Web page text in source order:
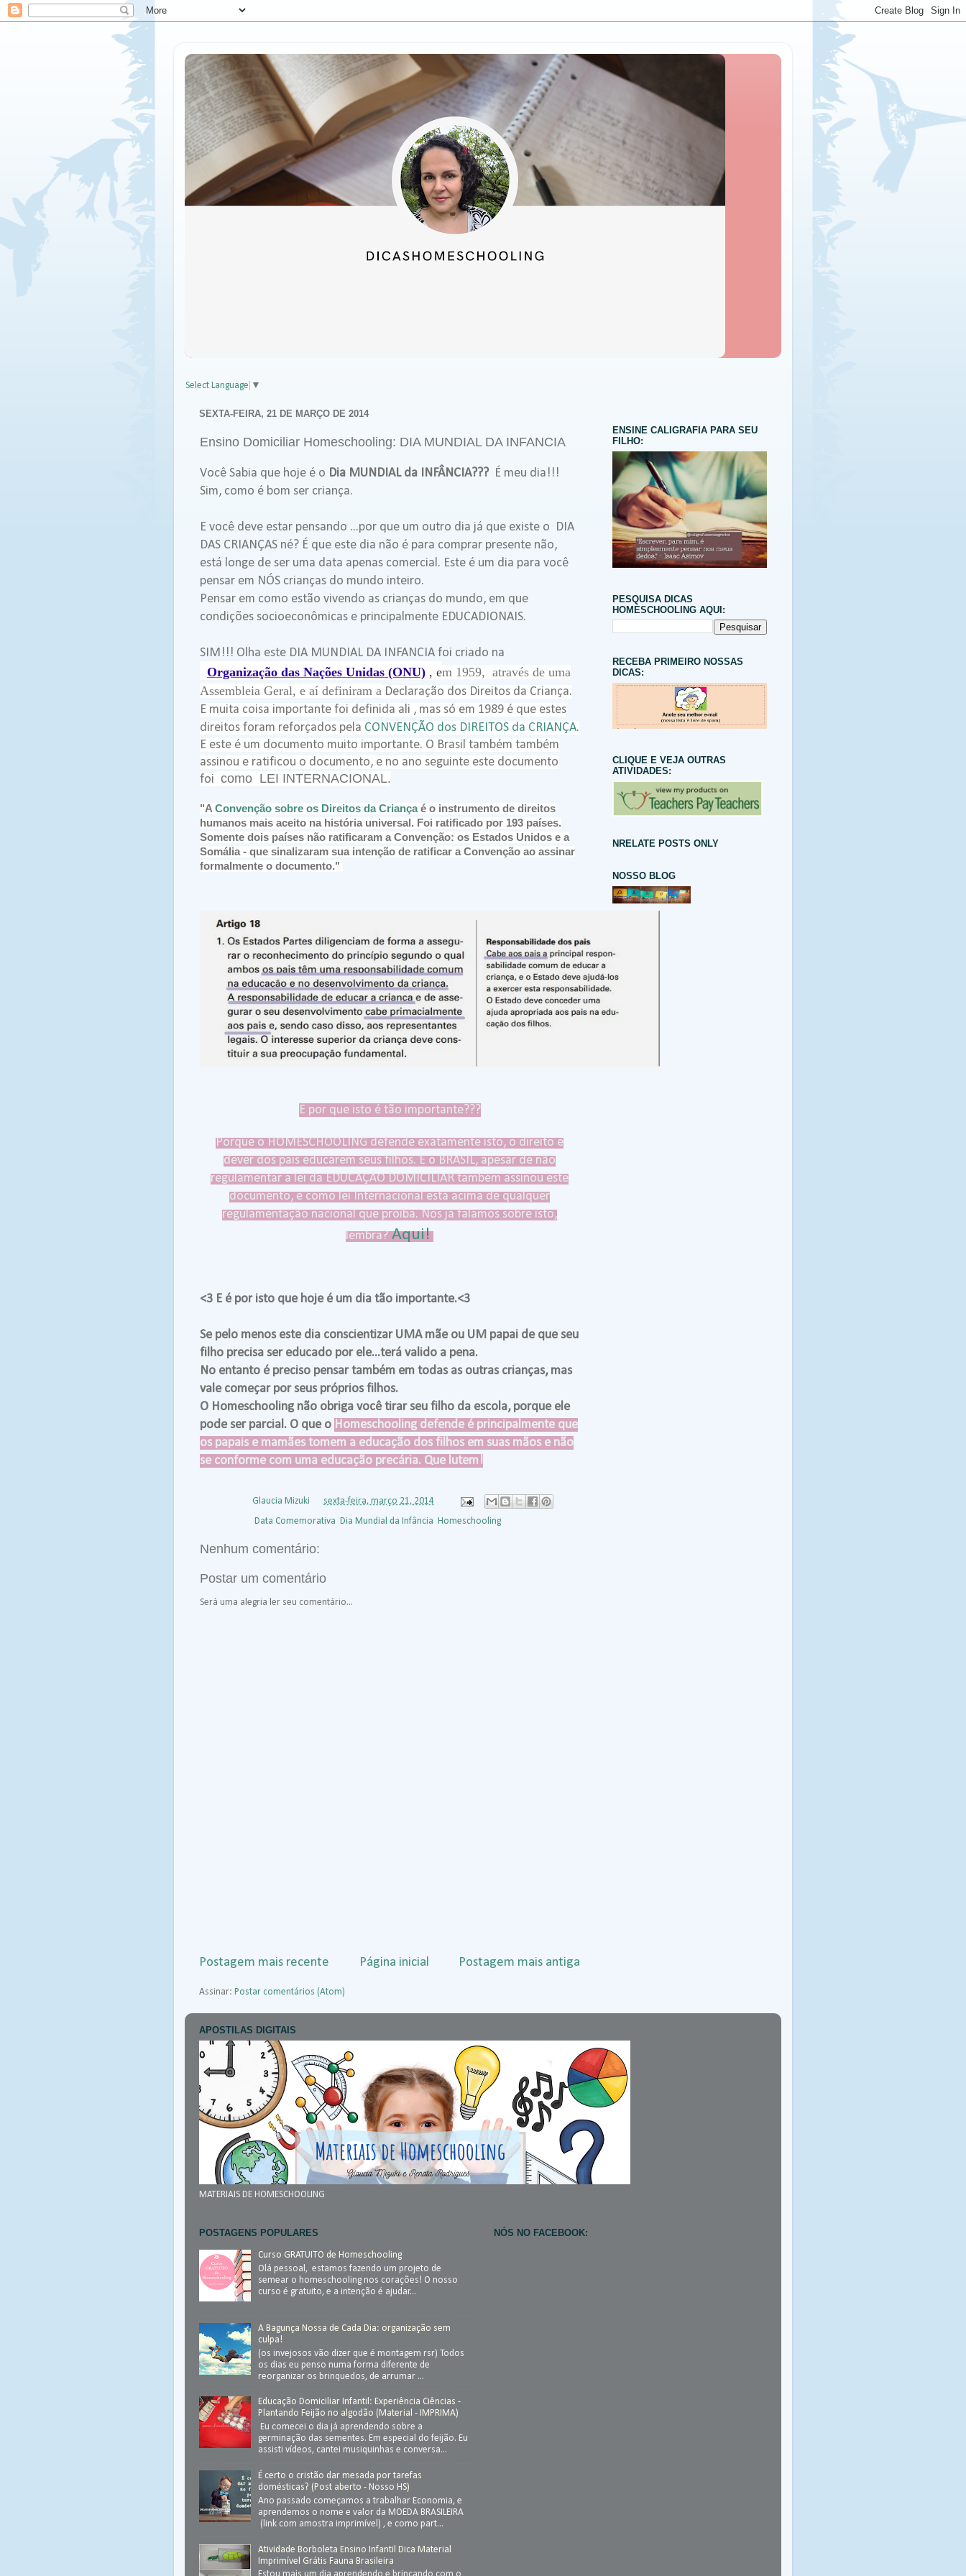
Select Language ▼
SEXTA-FEIRA, 21 DE MARÇO DE 2014
Ensino Domiciliar Homeschooling: DIA MUNDIAL DA INFANCIA
Você Sabia que hoje é o Dia MUNDIAL da INFÂNCIA??? É meu dia!!!
Sim, como é bom ser criança.
E você deve estar pensando ...por que um outro dia já que existe o DIA
DAS CRIANÇAS né? É que este dia não é para comprar presente não,
está longe de ser uma data apenas comercial. Este é um dia para você
pensar em NÓS crianças do mundo inteiro.
Pensar em como estão vivendo as crianças do mundo, em que
condições socioeconômicas e principalmente EDUCADIONAIS.
SIM!!! Olha este DIA MUNDIAL DA INFANCIA foi criado na
Organização das Nações Unidas (ONU) , em 1959, através de uma
Assembleia Geral, e aí definiram a Declaração dos Direitos da Criança.
E muita coisa importante foi definida ali , mas só em 1989 é que estes
direitos foram reforçados pela CONVENÇÃO dos DIREITOS da CRIANÇA.
E este é um documento muito importante. O Brasil também também
assinou e ratificou o documento, e no ano seguinte este documento
foi como LEI INTERNACIONAL.
"AConvenção sobre os Direitos da Criançaé o instrumento de direitos
humanos mais aceito na história universal. Foi ratificado por 193 países.
Somente dois países não ratificaram a Convenção: os Estados Unidos e a
Somália - que sinalizaram sua intenção de ratificar a Convenção ao assinar
formalmente o documento."
E por que isto é tão importante???
Porque o HOMESCHOOLING defende exatamente isto, o direito e
dever dos pais educarem seus filhos. E o BRASIL, apesar de não
regulamentar a lei da EDUCAÇÃO DOMICILIAR também assinou este
documento, e como lei Internacional está acima de qualquer
regulamentação nacional que proíba. Nós já falamos sobre isto,
lembra?Aqui!
<3 E é por isto que hoje é um dia tão importante.<3
Se pelo menos este dia conscientizar UMA mãe ou UM papai de que seu
filho precisa ser educado por ele...terá valido a pena.
No entanto é preciso pensar também em todas as outras crianças, mas
vale começar por seus próprios filhos.
O Homeschooling não obriga você tirar seu filho da escola, porque ele
pode ser parcial. O que o Homeschooling defende é principalmente que
os papais e mamães tomem a educação dos filhos em suas mãos e não
se conforme com uma educação precária. Que lutem!
Glaucia Mizuki sexta-feira, março 21, 2014
Data Comemorativa Dia Mundial da Infância Homeschooling
Nenhum comentário:
Postar um comentário
Será uma alegria ler seu comentário...
Postagem mais recente Postagem mais antiga
Página inicial
Assinar: Postar comentários (Atom)
ENSINE CALIGRAFIA PARA SEU
FILHO:
PESQUISA DICAS
HOMESCHOOLING AQUI:
RECEBA PRIMEIRO NOSSAS
DICAS:
CLIQUE E VEJA OUTRAS
ATIVIDADES:
NRELATE POSTS ONLY
NOSSO BLOG
APOSTILAS DIGITAIS
MATERIAIS DE HOMESCHOOLING
POSTAGENS POPULARES
Curso GRATUITO de Homeschooling
Olá pessoal, estamos fazendo um projeto de
semear o homeschooling nos corações! O nosso
curso é gratuito, e a intenção é ajudar...
A Bagunça Nossa de Cada Dia: organização sem
culpa!
(os invejosos vão dizer que é montagem rsr) Todos
os dias eu penso numa forma diferente de
reorganizar os brinquedos, de arrumar ...
Educação Domiciliar Infantil: Experiência Ciências -
Plantando Feijão no algodão (Material - IMPRIMA)
Eu comecei o dia já aprendendo sobre a
germinação das sementes. Em especial do feijão. Eu
assisti vídeos, cantei musiquinhas e conversa...
É certo o cristão dar mesada por tarefas
domésticas? (Post aberto - Nosso HS)
Ano passado começamos a trabalhar Economia, e
aprendemos o nome e valor da MOEDA BRASILEIRA
(link com amostra imprimível) , e como part...
Atividade Borboleta Ensino Infantil Dica Material
Imprimível Grátis Fauna Brasileira
NÓS NO FACEBOOK: